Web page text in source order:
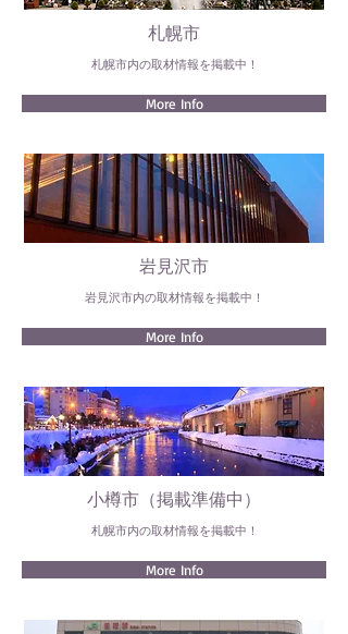
札幌市内の取材情報を掲載中！
小樽市（掲載準備中）
More Info
岩見沢市
岩見沢市内の取材情報を掲載中！
More Info
More Info
札幌市内の取材情報を掲載中！
札幌市